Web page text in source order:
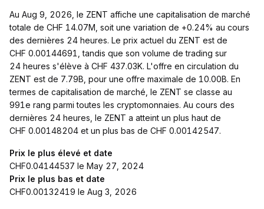
Au Aug 9, 2026, le ZENT affiche une capitalisation de marché
totale de CHF 14.07M, soit une variation de +0.24% au cours
des dernières 24 heures. Le prix actuel du ZENT est de
CHF 0.00144691, tandis que son volume de trading sur
24 heures s'élève à CHF 437.03K. L'offre en circulation du
ZENT est de 7.79B, pour une offre maximale de 10.00B. En
termes de capitalisation de marché, le ZENT se classe au
991e rang parmi toutes les cryptomonnaies. Au cours des
dernières 24 heures, le ZENT a atteint un plus haut de
CHF 0.00148204 et un plus bas de CHF 0.00142547.
Prix le plus élevé et date
CHF0.04144537 le May 27, 2024
Prix le plus bas et date
CHF0.00132419 le Aug 3, 2026